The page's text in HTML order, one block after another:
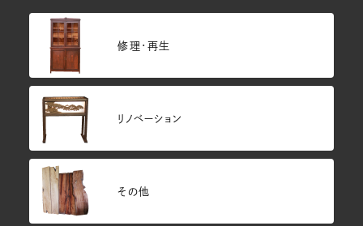
修理・再生
リノベーション
その他